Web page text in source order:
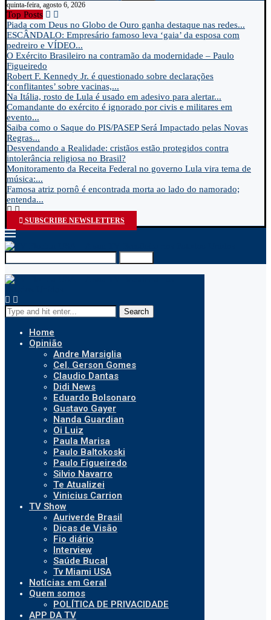
quinta-feira, agosto 6, 2026
Top Posts
Piada com Deus no Globo de Ouro ganha destaque nas redes...
ESCÂNDALO: Empresário famoso leva ‘gaia’ da esposa com
pedreiro e VÍDEO...
O Exército Brasileiro na contramão da modernidade – Paulo
Figueiredo
Robert F. Kennedy Jr. é questionado sobre declarações
‘conflitantes’ sobre vacinas,...
Na Itália, rosto de Lula é usado em adesivo para alertar...
Comandante do exército é ignorado por civis e militares em
evento...
Saiba como o Saque do PIS/PASEP Será Impactado pelas Novas
Regras...
Desvendando a Realidade: cristãos estão protegidos contra
intolerância religiosa no Brasil?
Monitoramento da Receita Federal no governo Lula vira tema de
música:...
Famosa atriz pornô é encontrada morta ao lado do namorado;
entenda...
SUBSCRIBE NEWSLETTERS
Search
Home
Opinião
Andre Marsiglia
Cel. Gerson Gomes
Claudio Dantas
Didi News
Eduardo Bolsonaro
Gustavo Gayer
Nanda Guardian
Oi Luiz
Paula Marisa
Paulo Baltokoski
Paulo Figueiredo
Silvio Navarro
Te Atualizei
Vinicius Carrion
TV Show
Auriverde Brasil
Dicas de Visão
Fio diário
Interview
Saúde Bucal
Tv Miami USA
Notícias em Geral
Quem somos
POLÍTICA DE PRIVACIDADE
APP DA TV